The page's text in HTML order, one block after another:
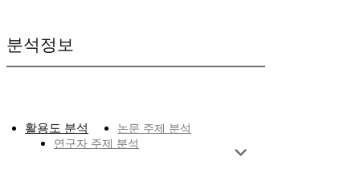
분석정보
활용도 분석
논문 주제 분석
연구자 주제 분석